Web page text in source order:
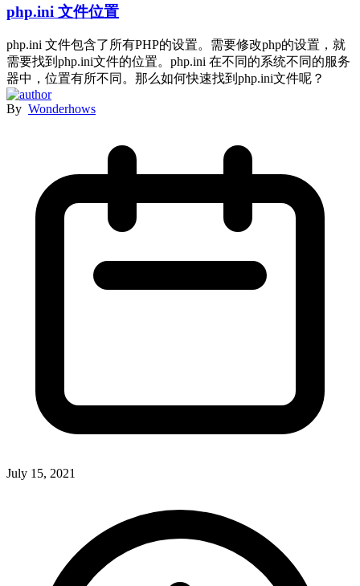
php.ini 文件位置
php.ini 文件包含了所有PHP的设置。需要修改php的设置，就
需要找到php.ini文件的位置。php.ini 在不同的系统不同的服务
器中，位置有所不同。那么如何快速找到php.ini文件呢？
By Wonderhows
July 15, 2021